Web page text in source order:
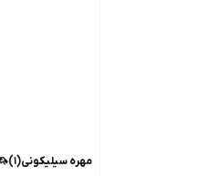
مهره سیلیکونی(۱)🦄